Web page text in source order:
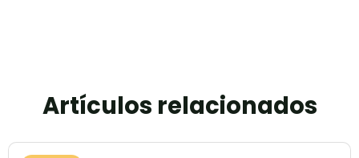
Artículos relacionados